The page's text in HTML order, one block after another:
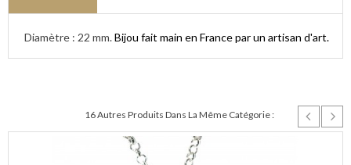
Diamètre : 22 mm.Bijou fait main en France par un artisan d'art.
16 Autres Produits Dans La Même Catégorie :